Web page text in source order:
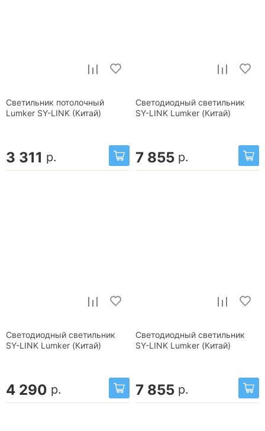
Светильник потолочный
Lumker SY-LINK (Китай)
3 311 р.
Светодиодный светильник
SY-LINK Lumker (Китай)
7 855 р.
Светодиодный светильник
SY-LINK Lumker (Китай)
4 290 р.
Светодиодный светильник
SY-LINK Lumker (Китай)
7 855 р.